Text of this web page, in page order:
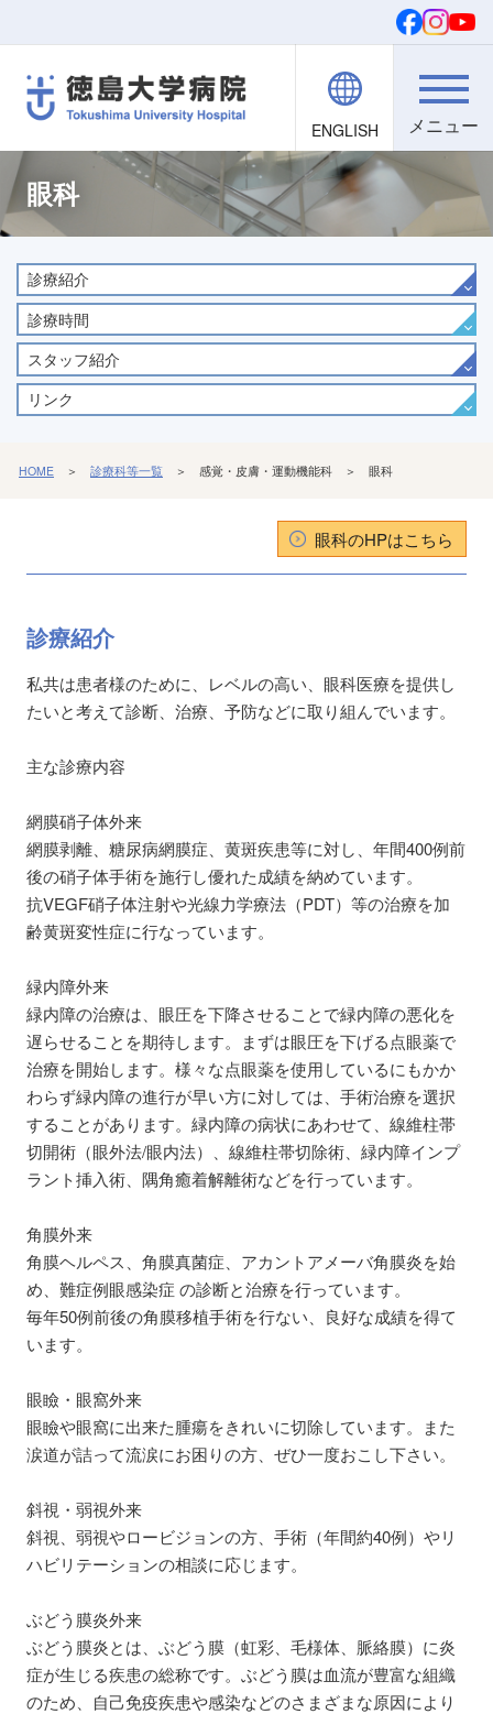
ご寄付
ENGLISH 検索
院内職員向け
文字・背景
眼科
診療紹介
診療時間
スタッフ紹介
リンク
HOME ＞ 診療科等一覧 ＞ 感覚・皮膚・運動機能科 ＞ 眼科
眼科のHPはこちら
診療紹介
私共は患者様のために、レベルの高い、眼科医療を提供し
たいと考えて診断、治療、予防などに取り組んでいます。
主な診療内容
網膜硝子体外来
網膜剥離、糖尿病網膜症、黄斑疾患等に対し、年間400例前
後の硝子体手術を施行し優れた成績を納めています。
抗VEGF硝子体注射や光線力学療法（PDT）等の治療を加
齢黄斑変性症に行なっています。
緑内障外来
緑内障の治療は、眼圧を下降させることで緑内障の悪化を
遅らせることを期待します。まずは眼圧を下げる点眼薬で
治療を開始します。様々な点眼薬を使用しているにもかか
わらず緑内障の進行が早い方に対しては、手術治療を選択
することがあります。緑内障の病状にあわせて、線維柱帯
切開術（眼外法/眼内法）、線維柱帯切除術、緑内障インプ
ラント挿入術、隅角癒着解離術などを行っています。
角膜外来
角膜ヘルペス、角膜真菌症、アカントアメーバ角膜炎を始
め、難症例眼感染症 の診断と治療を行っています。
毎年50例前後の角膜移植手術を行ない、良好な成績を得て
います。
眼瞼・眼窩外来
眼瞼や眼窩に出来た腫瘍をきれいに切除しています。また
涙道が詰って流涙にお困りの方、ぜひ一度おこし下さい。
斜視・弱視外来
斜視、弱視やロービジョンの方、手術（年間約40例）やリ
ハビリテーションの相談に応じます。
ぶどう膜炎外来
ぶどう膜炎とは、ぶどう膜（虹彩、毛様体、脈絡膜）に炎
症が生じる疾患の総称です。ぶどう膜は血流が豊富な組織
のため、自己免疫疾患や感染などのさまざまな原因により